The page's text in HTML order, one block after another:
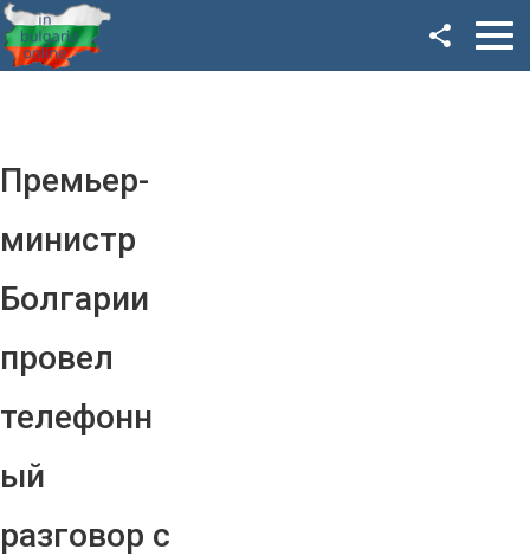
Премьер-
министр
Болгарии
провел
телефонн
ый
разговор с